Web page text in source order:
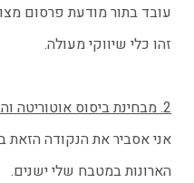
עובד בתור מודעת פרסום
זהו כלי שיווקי מעולה.
2. מבחינת ביסוס אוטוריטה והבשלת לקוחות
אני אסביר את הנקודה הזאת
הארונות במטבח שלי ישנים.